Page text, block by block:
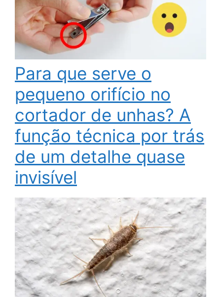
Para que serve o
pequeno orifício no
cortador de unhas? A
função técnica por trás
de um detalhe quase
invisível